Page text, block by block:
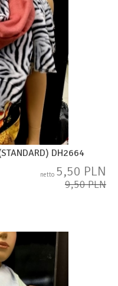
DH2664
netto 5,50 PLN
9,50 PLN